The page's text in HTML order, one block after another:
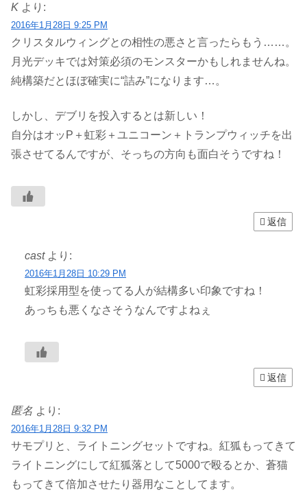
K より:
2016年1月28日 9:25 PM
クリスタルウィングとの相性の悪さと言ったらもう……。
月光デッキでは対策必須のモンスターかもしれませんね。
純構築だとほぼ確実に“詰み”になります…。
しかし、デブリを投入するとは新しい！
自分はオッP＋虹彩＋ユニコーン＋トランプウィッチを出
張させてるんですが、そっちの方向も面白そうですね！
返信
cast より:
2016年1月28日 10:29 PM
虹彩採用型を使ってる人が結構多い印象ですね！
あっちも悪くなさそうなんですよねぇ
返信
匿名 より:
2016年1月28日 9:32 PM
サモプリと、ライトニングセットですね。紅狐もってきて
ライトニングにして紅狐落として5000で殴るとか、蒼猫
もってきて倍加させたり器用なことしてます。